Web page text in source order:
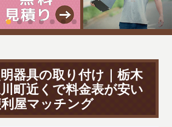
器具の取り付け｜栃木
町近くで料金表が安い
屋マッチング